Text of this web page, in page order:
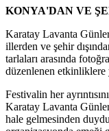
KONYA'DAN VE
Karatay Lavanta
illerden ve şehir
tarlaları arasında
düzenlenen
Festivalin her
Karatay Lavanta
hale gelmesinden